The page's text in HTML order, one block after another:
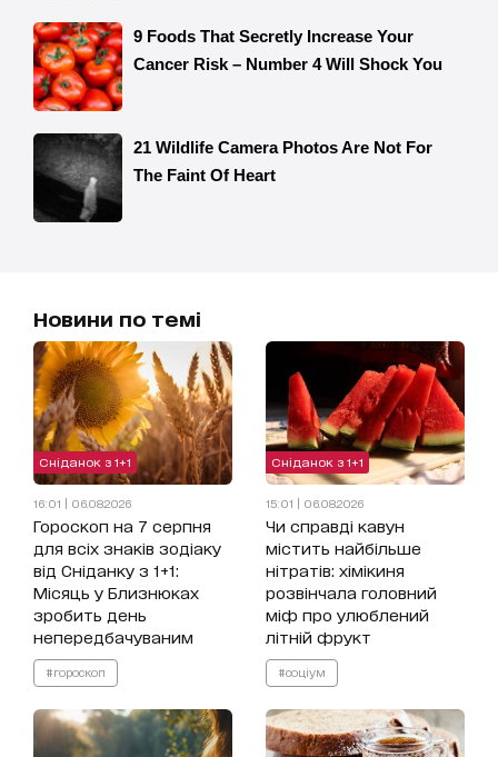
Новини по темі
Сніданок з 1+1
16:01 | 06.08.2026
Гороскоп на 7 серпня
для всіх знаків зодіаку
від Сніданку з 1+1:
Місяць у Близнюках
зробить день
непередбачуваним
#гороскоп
Сніданок з 1+1
15:01 | 06.08.2026
Чи справді кавун
містить найбільше
нітратів: хімікиня
розвінчала головний
міф про улюблений
літній фрукт
#соціум